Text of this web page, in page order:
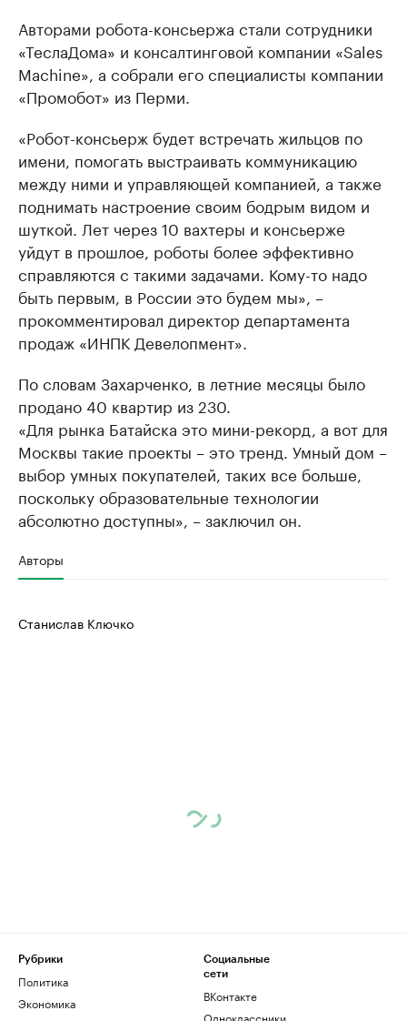
Авторами робота-консьержа стали сотрудники
«ТеслаДома» и консалтинговой компании «Sales
Machine», а собрали его специалисты компании
«Промобот» из Перми.
«Робот-консьерж будет встречать жильцов по
имени, помогать выстраивать коммуникацию
между ними и управляющей компанией, а также
поднимать настроение своим бодрым видом и
шуткой. Лет через 10 вахтеры и консьерже
уйдут в прошлое, роботы более эффективно
справляются с такими задачами. Кому-то надо
быть первым, в России это будем мы», –
прокомментировал директор департамента
продаж «ИНПК Девелопмент».
По словам Захарченко, в летние месяцы было
продано 40 квартир из 230.
«Для рынка Батайска это мини-рекорд, а вот для
Москвы такие проекты – это тренд​. Умный дом –
выбор умных покупателей, таких все больше,
поскольку образовательные технологии
абсолютно доступны», – заключил он.
Авторы
Станислав Ключко
Рубрики
Политика
Экономика
Социальные
сети
ВКонтакте
Одноклассники